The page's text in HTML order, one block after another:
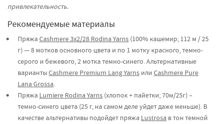
привлекательность.
Рекомендуемые материалы
Пряжа Cashmere 3x2/28 Rodina Yarns (100% кашемир; 112 м / 25
г) — 8 мотков основного цвета и по 1 мотку красного, темно-
серого и бежевого, 2 мотка темно-синего. Альтернативные
вариантыCashmere Premium Lang Yarns или Cashmere Pure
Lana Grossa.
Пряжа Lumiere Rodina Yarns (хлопок + пайетки; 70м/25г) –
темно-синего цвета (25 г, на самом деле уйдет даже меньше). В
качестве альтернативы подойдет пряжа Lustrosa в тон темной